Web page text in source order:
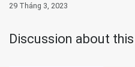
29 Tháng 3, 2023
Discussion about